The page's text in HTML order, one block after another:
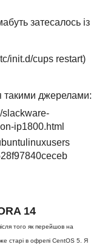
затесалось із
init.d/cups restart)
такими джерелами:
slackware-
ip1800.html
14
того як перейшов на
старі в офрепі CentOS 5. Я